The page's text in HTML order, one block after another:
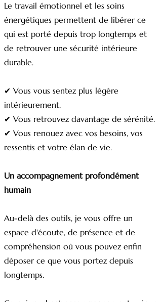
Le travail émotionnel et les soins
énergétiques permettent de libérer ce
qui est porté depuis trop longtemps et
de retrouver une sécurité intérieure
durable.
✔ Vous vous sentez plus légère
intérieurement.
✔ Vous retrouvez davantage de sérénité.
✔ Vous renouez avec vos besoins, vos
ressentis et votre élan de vie.
Un accompagnement profondément
humain
Au-delà des outils, je vous offre un
espace d'écoute, de présence et de
compréhension où vous pouvez enfin
déposer ce que vous portez depuis
longtemps.